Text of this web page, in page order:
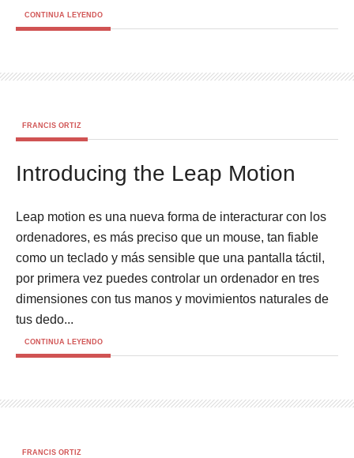
CONTINUA LEYENDO
FRANCIS ORTIZ
Introducing the Leap Motion
Leap motion es una nueva forma de interacturar con los
ordenadores, es más preciso que un mouse, tan fiable
como un teclado y más sensible que una pantalla táctil,
por primera vez puedes controlar un ordenador en tres
dimensiones con tus manos y movimientos naturales de
tus dedo...
CONTINUA LEYENDO
FRANCIS ORTIZ